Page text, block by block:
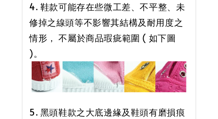
4. 鞋款可能存在些微工差、不平整、未
修掉之線頭等不影響其結構及耐用度之
情形， 不屬於商品瑕疵範圍 ( 如下圖
)。
5. 黑頭鞋款之大底邊緣及鞋頭有磨損痕